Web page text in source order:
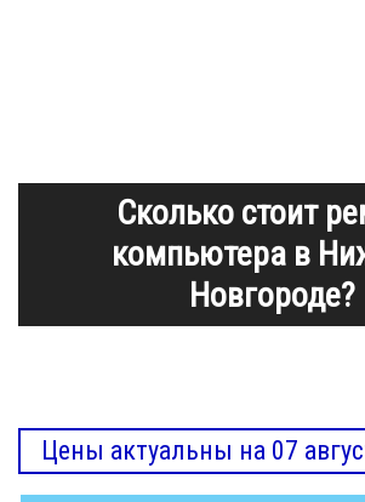
Сколько стоит
компьютера в
Новгороде?
Цены актуальны на 07